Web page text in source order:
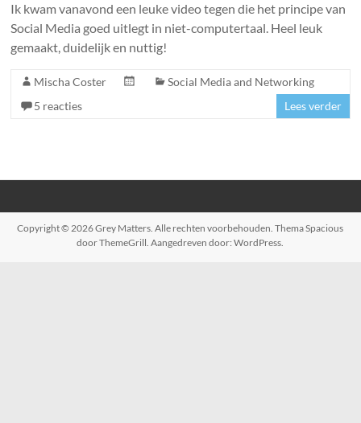
Ik kwam vanavond een leuke video tegen die het principe van
Social Media goed uitlegt in niet-computertaal. Heel leuk
gemaakt, duidelijk en nuttig!
Mischa Coster
Social Media and Networking
5 reacties
Lees verder
Copyright © 2026Grey Matters. Alle rechten voorbehouden. ThemaSpacious
door ThemeGrill. Aangedreven door:WordPress.